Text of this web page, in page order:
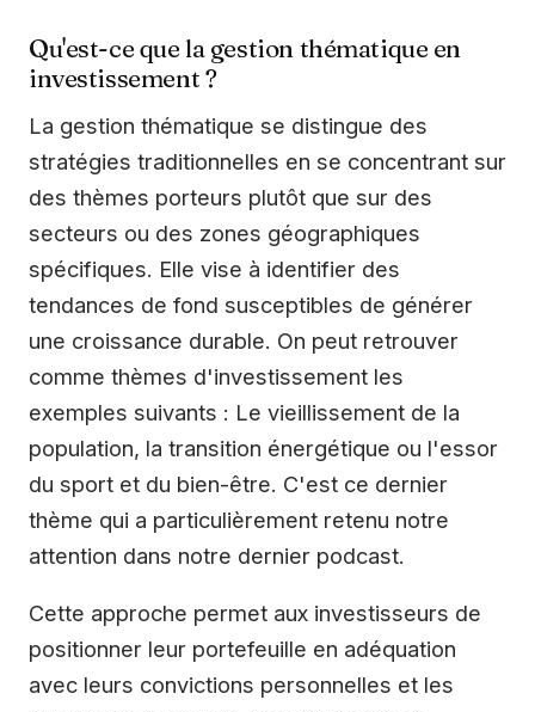
Qu'est-ce que la gestion thématique en
investissement ?
La gestion thématique se distingue des
stratégies traditionnelles en se concentrant sur
des thèmes porteurs plutôt que sur des
secteurs ou des zones géographiques
spécifiques. Elle vise à identifier des
tendances de fond susceptibles de générer
une croissance durable. On peut retrouver
comme thèmes d'investissement les
exemples suivants : Le vieillissement de la
population, la transition énergétique ou l'essor
du sport et du bien-être. C'est ce dernier
thème qui a particulièrement retenu notre
attention dans notre dernier podcast.
Cette approche permet aux investisseurs de
positionner leur portefeuille en adéquation
avec leurs convictions personnelles et les